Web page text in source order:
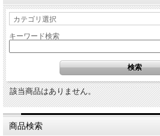
キーワード検索
該当商品はありません。
商品検索